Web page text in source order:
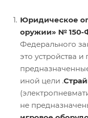
Юридическое
оружии» № 150-
Федерального
это устройства
иной цели .
не